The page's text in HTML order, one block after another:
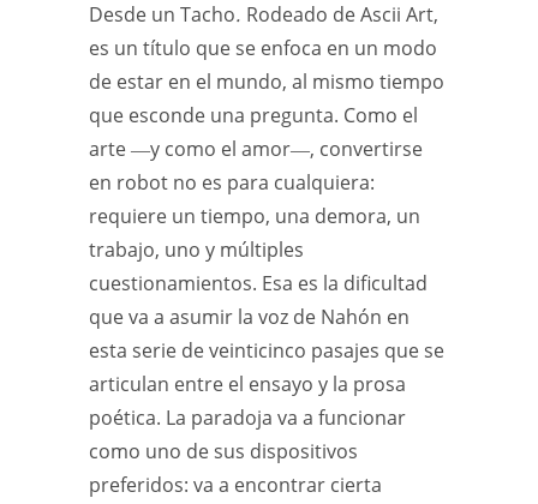
Desde un Tacho. Rodeado de Ascii Art,
es un título que se enfoca en un modo
de estar en el mundo, al mismo tiempo
que esconde una pregunta. Como el
arte ―y como el amor―, convertirse
en robot no es para cualquiera:
requiere un tiempo, una demora, un
trabajo, uno y múltiples
cuestionamientos. Esa es la dificultad
que va a asumir la voz de Nahón en
esta serie de veinticinco pasajes que se
articulan entre el ensayo y la prosa
poética. La paradoja va a funcionar
como uno de sus dispositivos
preferidos: va a encontrar cierta